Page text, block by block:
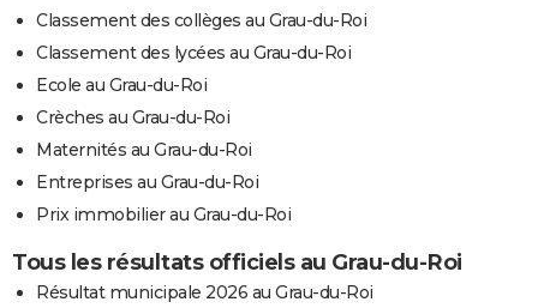
Classement des collèges au Grau-du-Roi
Classement des lycées au Grau-du-Roi
Ecole au Grau-du-Roi
Crèches au Grau-du-Roi
Maternités au Grau-du-Roi
Entreprises au Grau-du-Roi
Prix immobilier au Grau-du-Roi
Tous les résultats officiels au Grau-du-Roi
Résultat municipale 2026 au Grau-du-Roi